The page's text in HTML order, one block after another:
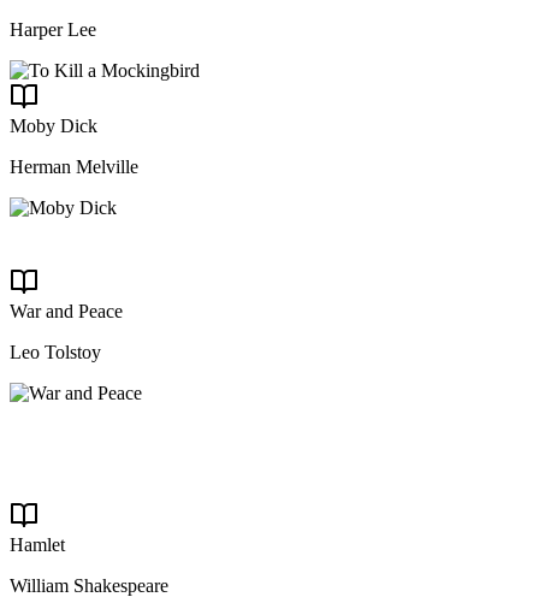
Harper Lee
Moby Dick
Herman Melville
War and Peace
Leo Tolstoy
Hamlet
William Shakespeare